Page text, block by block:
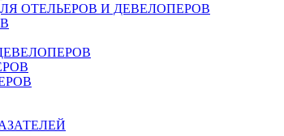
ОТЕЛЬЕРОВ И ДЕВЕЛОПЕРОВ